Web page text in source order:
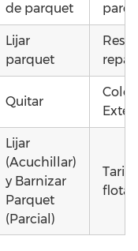
de parquet
Lijar
parquet
Quitar
Lijar
(Acuchillar)
y Barnizar
Parquet
(Parcial)